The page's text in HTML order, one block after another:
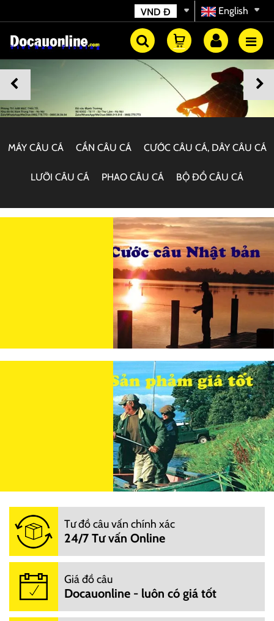
English
VND Đ
MÁY CÂU CÁ CẦN CÂU CÁ CƯỚC CÂU CÁ, DÂY CÂU CÁ
LƯỠI CÂU CÁ PHAO CÂU CÁ BỘ ĐỒ CÂU CÁ
Tư đồ câu vấn chính xác
24/7 Tư vấn Online
Giá đồ câu
Docauonline - luôn có giá tốt